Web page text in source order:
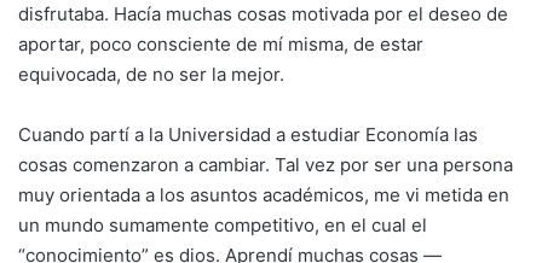
disfrutaba. Hacía muchas cosas motivada por el deseo de
aportar, poco consciente de mí misma, de estar
equivocada, de no ser la mejor.
Cuando partí a la Universidad a estudiar Economía las
cosas comenzaron a cambiar. Tal vez por ser una persona
muy orientada a los asuntos académicos, me vi metida en
un mundo sumamente competitivo, en el cual el
“conocimiento” es dios. Aprendí muchas cosas —